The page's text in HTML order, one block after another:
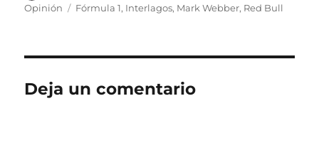
el
Opinión
Etiquetas
Fórmula 1, Interlagos, Mark Webber, Red Bull
Deja un comentario